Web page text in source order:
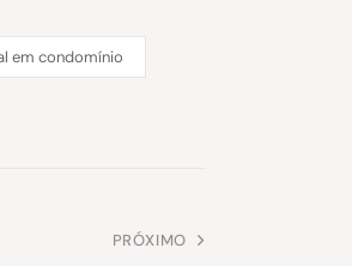
em condomínio
PRÓXIMO